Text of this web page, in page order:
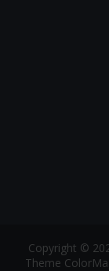
Copyright ©
Theme